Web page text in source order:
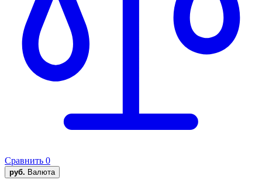
Сравнить 0
руб. Валюта